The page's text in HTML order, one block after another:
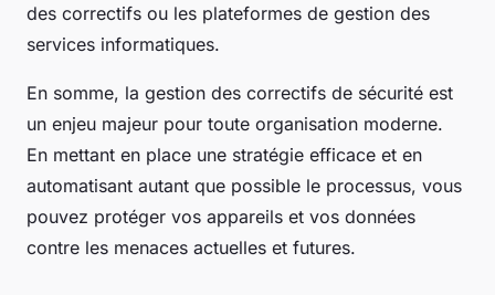
des correctifs ou les plateformes de gestion des
services informatiques.
En somme, la gestion des correctifs de sécurité est
un enjeu majeur pour toute organisation moderne.
En mettant en place une stratégie efficace et en
automatisant autant que possible le processus, vous
pouvez protéger vos appareils et vos données
contre les menaces actuelles et futures.